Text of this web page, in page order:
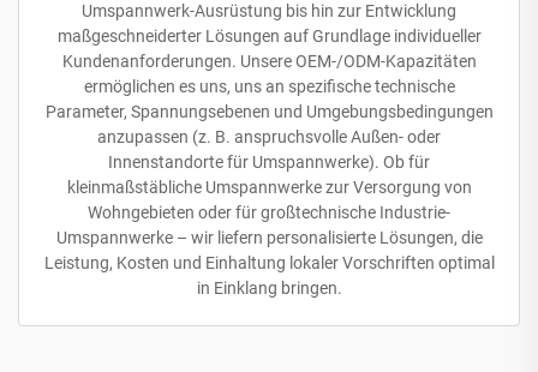
Umspannwerk-Ausrüstung bis hin zur Entwicklung
maßgeschneiderter Lösungen auf Grundlage individueller
Kundenanforderungen. Unsere OEM-/ODM-Kapazitäten
ermöglichen es uns, uns an spezifische technische
Parameter, Spannungsebenen und Umgebungsbedingungen
anzupassen (z. B. anspruchsvolle Außen- oder
Innenstandorte für Umspannwerke). Ob für
kleinmaßstäbliche Umspannwerke zur Versorgung von
Wohngebieten oder für großtechnische Industrie-
Umspannwerke – wir liefern personalisierte Lösungen, die
Leistung, Kosten und Einhaltung lokaler Vorschriften optimal
in Einklang bringen.